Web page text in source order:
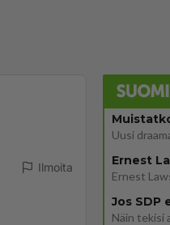
Ilmoita